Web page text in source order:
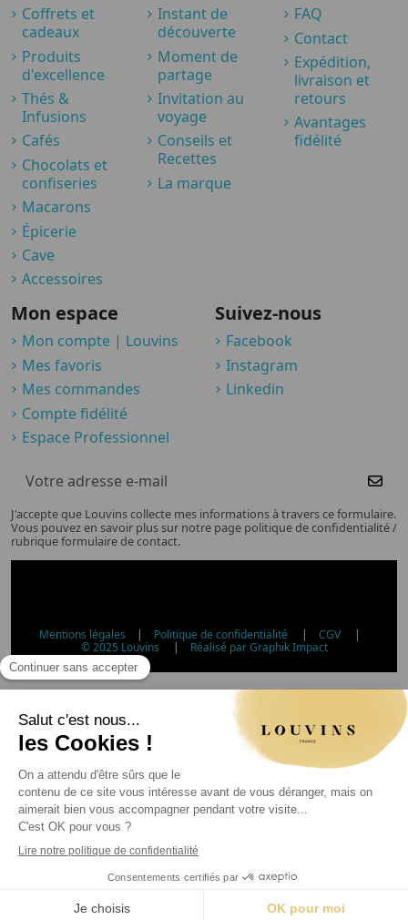
Coffrets et
cadeaux
Produits
d'excellence
Thés &
Infusions
Cafés
Chocolats et
confiseries
Macarons
Épicerie
Cave
Accessoires
Instant de
découverte
Moment de
partage
Invitation au
voyage
Conseils et
Recettes
La marque
FAQ
Contact
Expédition,
livraison et
retours
Avantages
fidélité
Mon espace
Mon compte | Louvins
Mes favoris
Mes commandes
Compte fidélité
Espace Professionnel
Suivez-nous
Facebook
Instagram
Linkedin
J'accepte que Louvins collecte mes informations à travers ce formulaire.
Vous pouvez en savoir plus sur notre page politique de confidentialité /
rubrique formulaire de contact.
Mentions légales | Politique de confidentialité | CGV |
© 2025 Louvins | Réalisé par Graphik Impact
Vérification d'âge - Vente d'alcool
Conformément à l'article L3342-1 du Code de la santé
publique, la vente d'alcool est interdite aux mineurs de
moins de 18 ans. Veuillez confirmer votre âge.
Article L3342-1 du Code de la santé publique : la vente
d'alcool aux mineurs de moins de 18 ans est interdite.
Jour
Vérifier mon âge